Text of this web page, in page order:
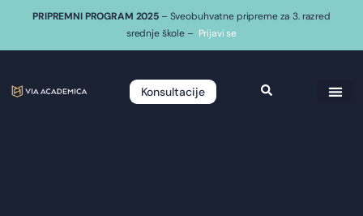
PRIPREMNI PROGRAM 2025 – Sveobuhvatne pripreme za 3. razred
srednje škole – Prijavi se
Konsultacije